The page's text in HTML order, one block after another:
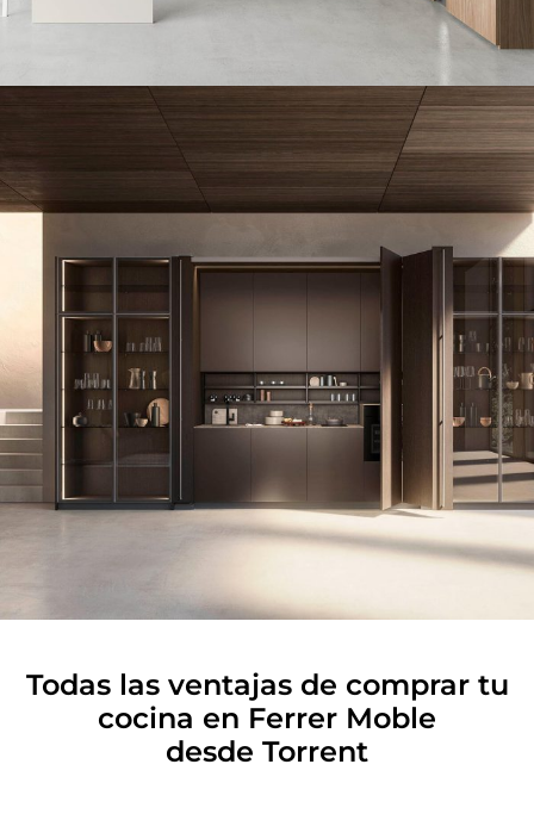
Todas las ventajas de comprar tu
cocina en Ferrer Moble
desde Torrent